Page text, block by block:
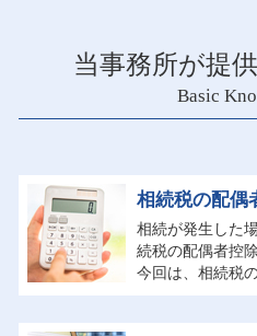
当事務所が提
Basic
相続税の配偶
相続が発生した
続税の配偶者控
今回は、相続税